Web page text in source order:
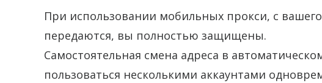
При использовании мобильных прокси, с
передаются, вы полностью защищены.
Самостоятельная смена адреса в
пользоваться несколькими аккаунтами